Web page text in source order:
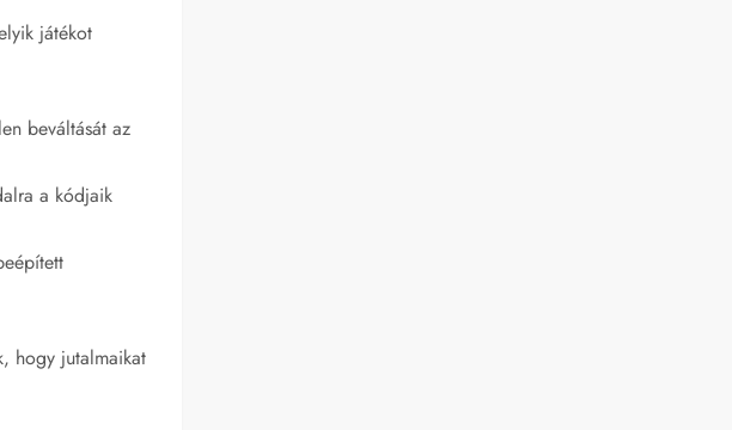
játékot
beváltását az
a kódjaik
hogy jutalmaikat